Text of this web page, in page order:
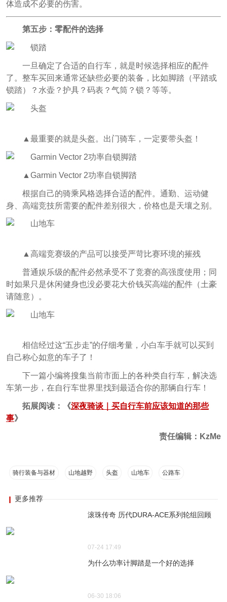
体造成不必要的伤害。
第五步：零配件的选择
一旦确定了合适的自行车，就是时候选择相应的配件
了。整车买回来通常还缺些必要的装备，比如脚踏（平踏或
锁踏）？水壶？护具？码表？气筒？锁？等等。
▲最重要的就是头盔。出门骑车，一定要带头盔！
▲Garmin Vector 2功率自锁脚踏
根据自己的骑乘风格选择合适的配件。通勤、运动健
身、高端竞技所需要的配件差别很大，价格也是天壤之别。
▲高端竞赛级的产品可以接受严苛比赛环境的摧残
普通娱乐级的配件必然承受不了竞赛的高强度使用；同
时如果只是休闲健身也没必要花大价钱买高端的配件（土豪
请随意）。
相信经过这“五步走”的仔细考量，小白车手就可以买到
自己称心如意的车子了！
下一篇小编将搜集当前市面上的各种类自行车，解决选
车第一步，在自行车世界里找到最适合你的那辆自行车！
拓展阅读：《深夜骑谈｜买自行车前应该知道的那些
事》
责任编辑：KzMe
骑行装备与器材 山地越野 头盔 山地车 公路车
更多推荐
滚珠传奇 历代DURA-ACE系列轮组回顾
07-24 17:49
为什么功率计脚踏是一个好的选择
06-30 18:06